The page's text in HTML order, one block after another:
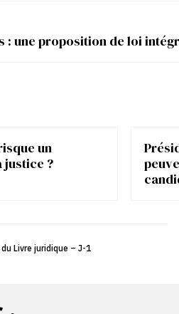
: une proposition de loi
un
justice ?
du Livre juridique – J-1